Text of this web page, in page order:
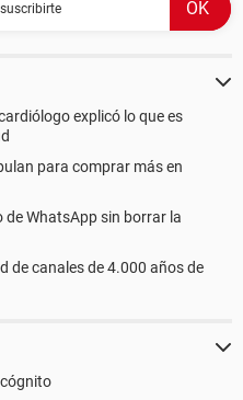
explicó lo que es
para comprar más en
WhatsApp sin borrar la
de canales de 4.000 años de